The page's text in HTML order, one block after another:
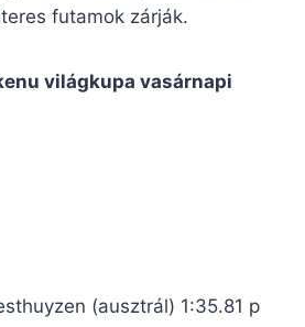
futamok zárják.
világkupa vasárnapi
(ausztrál) 1:35.81 p